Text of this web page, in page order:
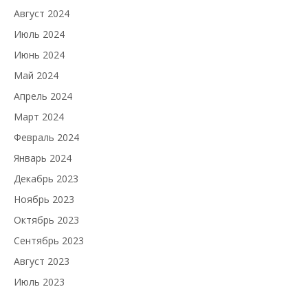
Август 2024
Июль 2024
Июнь 2024
Май 2024
Апрель 2024
Март 2024
Февраль 2024
Январь 2024
Декабрь 2023
Ноябрь 2023
Октябрь 2023
Сентябрь 2023
Август 2023
Июль 2023